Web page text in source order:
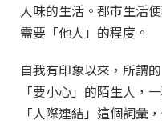
人味的生活。都市生活
需要「他人」的程度。
自我有印象以來，所謂
「要小心」的陌生人，
「人際連結」這個詞彙